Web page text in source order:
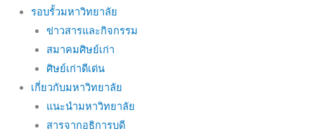
รอบรั้วมหาวิทยาลัย
ข่าวสารและกิจกรรม
สมาคมศิษย์เก่า
ศิษย์เก่าดีเด่น
เกี่ยวกับมหาวิทยาลัย
แนะนำมหาวิทยาลัย
สารจากอธิการบดี